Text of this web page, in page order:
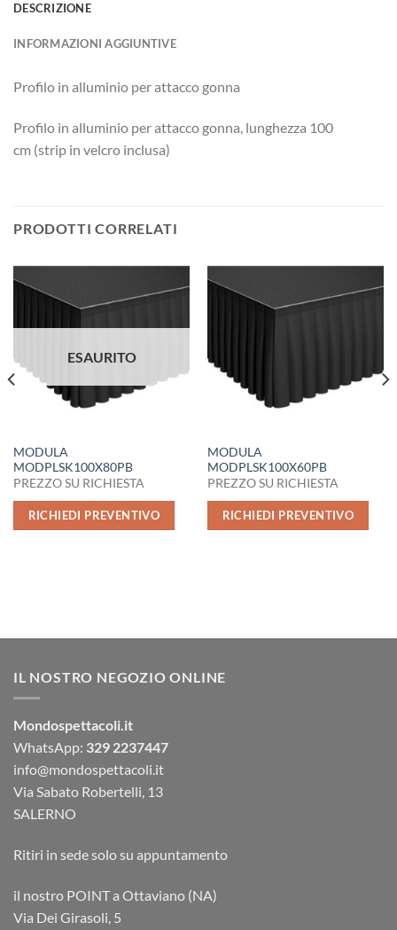
DESCRIZIONE
INFORMAZIONI AGGIUNTIVE
Profilo in alluminio per attacco gonna
Profilo in alluminio per attacco gonna, lunghezza 100
cm (strip in velcro inclusa)
PRODOTTI CORRELATI
ESAURITO
MODULA
MODPLSK100X80PB
PREZZO SU RICHIESTA
RICHIEDI PREVENTIVO
MODULA
MODPLSK100X60PB
PREZZO SU RICHIESTA
RICHIEDI PREVENTIVO
IL NOSTRO NEGOZIO ONLINE
Mondospettacoli.it
WhatsApp: 329 2237447
info@mondospettacoli.it
Via Sabato Robertelli, 13
SALERNO
Ritiri in sede solo su appuntamento
il nostro POINT a Ottaviano (NA)
Via Dei Girasoli, 5